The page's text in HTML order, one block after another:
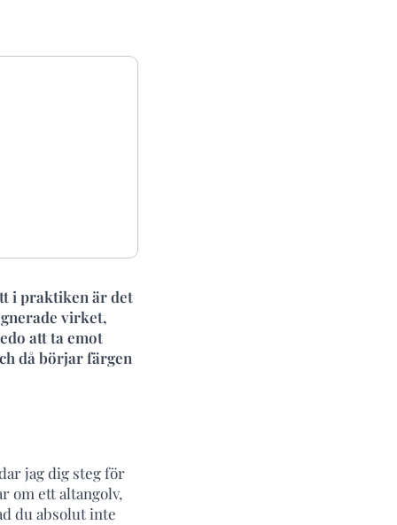
i praktiken är det
virket,
att ta emot
då börjar färgen
jag dig steg för
om ett altangolv,
du absolut inte